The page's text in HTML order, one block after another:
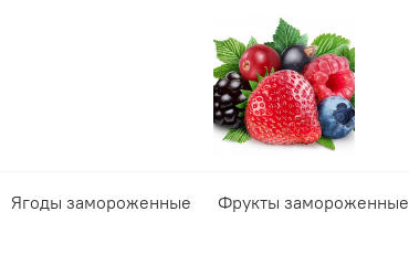
Ягоды замороженные Фрукты замороженные